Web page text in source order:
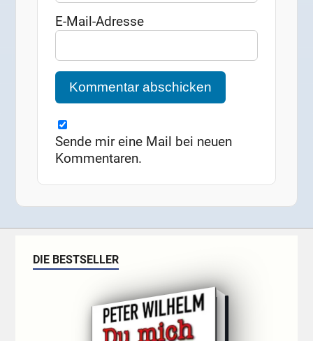
E-Mail-Adresse
Sende mir eine Mail bei neuen
Kommentaren.
DIE BESTSELLER